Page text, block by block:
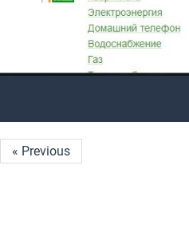
« Previous